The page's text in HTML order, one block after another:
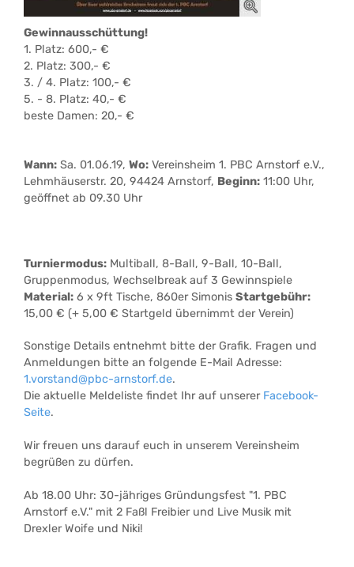
Gewinnausschüttung!
1. Platz: 600,- €
2. Platz: 300,- €
3. / 4. Platz: 100,- €
5. - 8. Platz: 40,- €
beste Damen: 20,- €
Wann: Sa. 01.06.19, Wo: Vereinsheim 1. PBC Arnstorf e.V.,
Lehmhäuserstr. 20, 94424 Arnstorf, Beginn: 11:00 Uhr,
geöffnet ab 09.30 Uhr
Turniermodus: Multiball, 8-Ball, 9-Ball, 10-Ball,
Gruppenmodus, Wechselbreak auf 3 Gewinnspiele
Material: 6 x 9ft Tische, 860er Simonis Startgebühr:
15,00 € (+ 5,00 € Startgeld übernimmt der Verein)
Sonstige Details entnehmt bitte der Grafik. Fragen und
Anmeldungen bitte an folgende E-Mail Adresse:
1.vorstand@pbc-arnstorf.de.
Die aktuelle Meldeliste findet Ihr auf unserer Facebook-
Seite.
Wir freuen uns darauf euch in unserem Vereinsheim
begrüßen zu dürfen.
Ab 18.00 Uhr: 30-jähriges Gründungsfest "1. PBC
Arnstorf e.V." mit 2 Faßl Freibier und Live Musik mit
Drexler Woife und Niki!